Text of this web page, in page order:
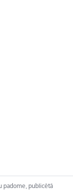
padome, publicētā